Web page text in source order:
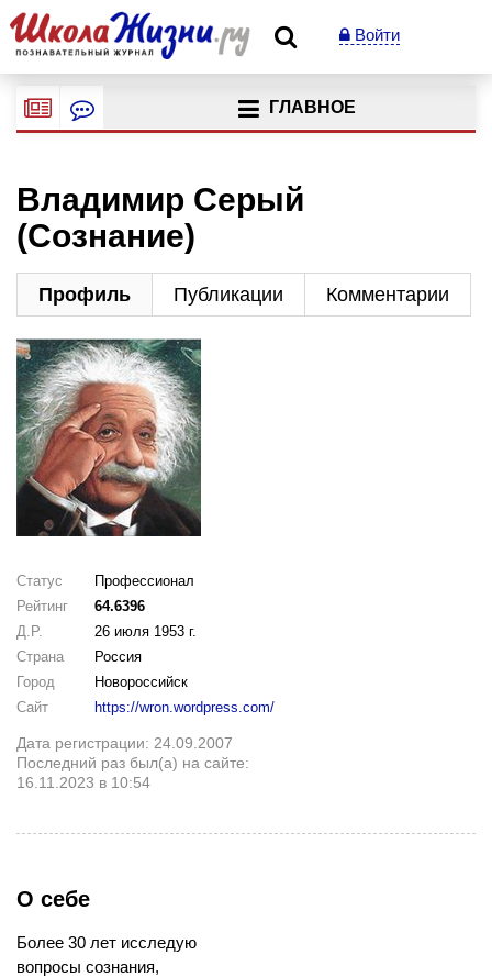
Войти
ГЛАВНОЕ
Владимир Серый
(Сознание)
Профиль Публикации Комментарии
Статус
Профессионал
Рейтинг
64.6396
Д.Р.
26 июля 1953 г.
Страна
Россия
Город
Новороссийск
Сайт
https://wron.wordpress.com/
Дата регистрации: 24.09.2007
Последний раз был(а) на сайте:
16.11.2023 в 10:54
О себе
Более 30 лет исследую
вопросы сознания,